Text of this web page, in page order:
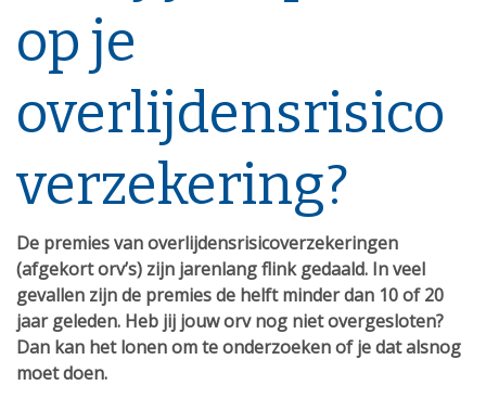
op je
overlijdensrisico
verzekering?
De premies van overlijdensrisicoverzekeringen
(afgekort orv’s) zijn jarenlang flink gedaald. In veel
gevallen zijn de premies de helft minder dan 10 of 20
jaar geleden. Heb jij jouw orv nog niet overgesloten?
Dan kan het lonen om te onderzoeken of je dat alsnog
moet doen.